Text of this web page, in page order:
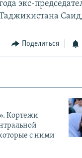
экс-
Поделиться
Кортежи
с ними